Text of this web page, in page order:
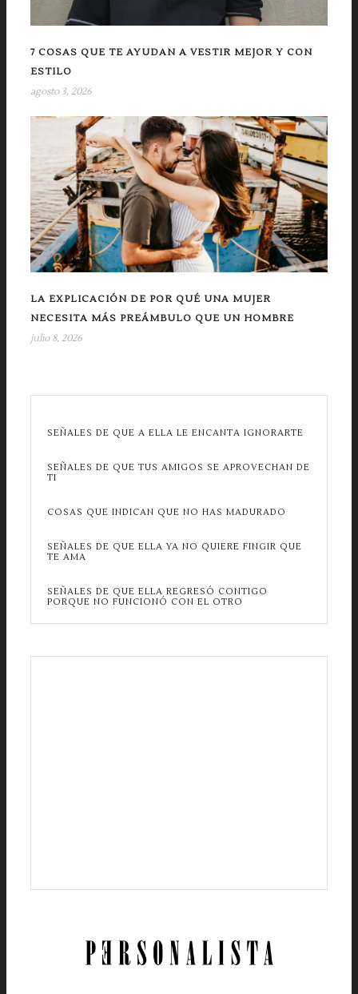
7 COSAS QUE TE AYUDAN A VESTIR MEJOR Y CON
ESTILO
agosto 3, 2026
LA EXPLICACIÓN DE POR QUÉ UNA MUJER
NECESITA MÁS PREÁMBULO QUE UN HOMBRE
julio 8, 2026
SEÑALES DE QUE A ELLA LE ENCANTA IGNORARTE
SEÑALES DE QUE TUS AMIGOS SE APROVECHAN DE
TI
COSAS QUE INDICAN QUE NO HAS MADURADO
SEÑALES DE QUE ELLA YA NO QUIERE FINGIR QUE
TE AMA
SEÑALES DE QUE ELLA REGRESÓ CONTIGO
PORQUE NO FUNCIONÓ CON EL OTRO